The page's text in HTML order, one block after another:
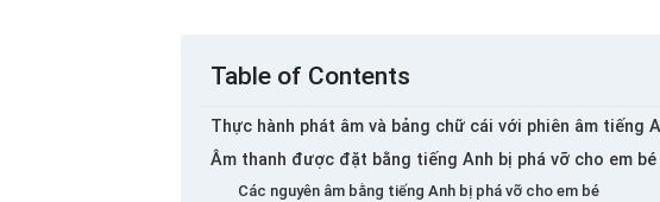
Table of Contents
Thực hành phát âm và bảng chữ cái với phiên âm tiếng
Âm thanh được đặt bằng tiếng Anh bị phá vỡ cho em bé
Các nguyên âm bằng tiếng Anh bị phá vỡ cho em bé